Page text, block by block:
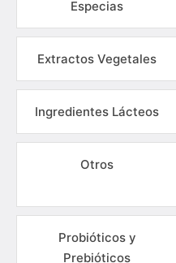
Especias
Extractos Vegetales
Ingredientes Lácteos
Otros
Probióticos y
Prebióticos